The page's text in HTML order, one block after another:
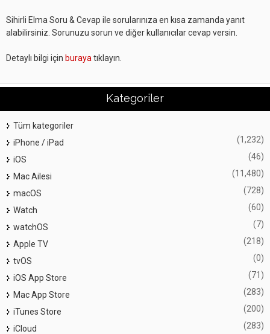
Sihirli Elma Soru & Cevap ile sorularınıza en kısa zamanda yanıt
alabilirsiniz. Sorunuzu sorun ve diğer kullanıcılar cevap versin.
Detaylı bilgi için buraya tıklayın.
Kategoriler
Tüm kategoriler
iPhone / iPad
(1,232)
iOS (46)
Mac Ailesi (11,480)
macOS (728)
Watch (60)
watchOS (7)
Apple TV (218)
tvOS (0)
iOS App Store (71)
Mac App Store (283)
iTunes Store (200)
iCloud (283)